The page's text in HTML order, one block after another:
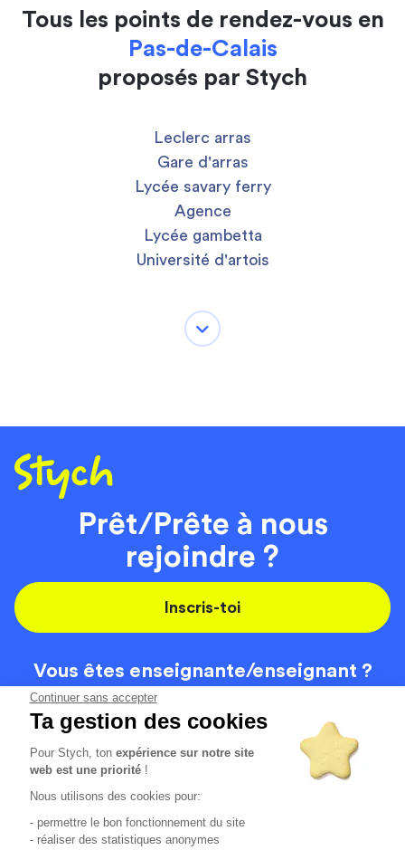
Continuer sans accepter
Ta gestion des cookies
Pour Stych, tonexpérience sur notre site
web est une priorité !
Nous utilisons des cookies pour:
- permettre le bon fonctionnement du site
- réaliser des statistiques anonymes
Tous les points de rendez-vous en
Pas-de-Calais
proposés par Stych
Leclerc arras
Gare d'arras
Lycée savary ferry
Agence
Lycée gambetta
Université d'artois
Prêt/Prête à nous
rejoindre ?
Inscris-toi
Vous êtes enseignante/enseignant ?
On recrute
Code de la route
Localisation
Contact